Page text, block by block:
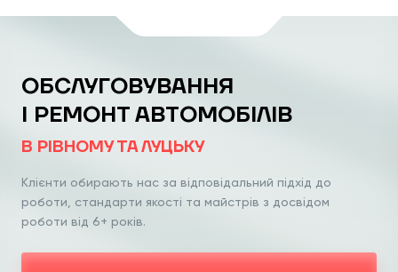
ОБСЛУГОВУВАННЯ
І РЕМОНТ АВТОМОБІЛІВ
В РІВНОМУ ТА ЛУЦЬКУ
Клієнти обирають нас за відповідальний підхід до
роботи, стандарти якості та майстрів з досвідом
роботи від 6+ років.